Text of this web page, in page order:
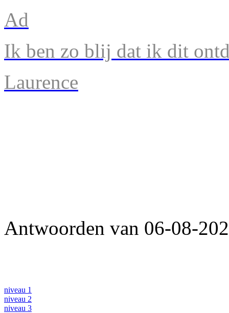
Ad
Ik ben zo blij dat ik dit
Laurence
Antwoorden van 06-08-
niveau 1
niveau 2
niveau 3